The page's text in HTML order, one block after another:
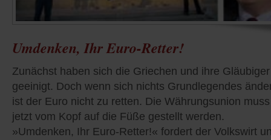
Umdenken, Ihr Euro-Retter!
Zunächst haben sich die Griechen und ihre Gläubiger
geeinigt. Doch wenn sich nichts Grundlegendes
ist der Euro nicht zu retten. Die Währungsunion muss
jetzt vom Kopf auf die Füße gestellt werden.
»Umdenken, Ihr Euro-Retter!« fordert der Volkswirt